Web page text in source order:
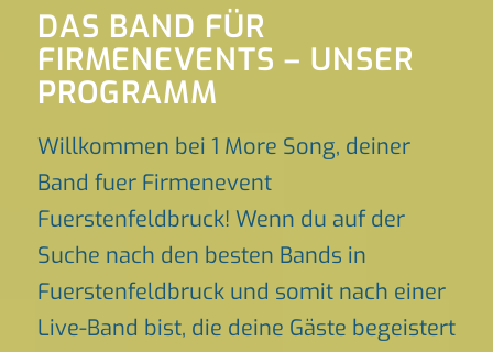
DAS BAND FÜR
FIRMENEVENTS – UNSER
PROGRAMM
Willkommen bei 1 More Song, deiner
Band fuer Firmenevent
Fuerstenfeldbruck! Wenn du auf der
Suche nach den besten Bands in
Fuerstenfeldbruck und somit nach einer
Live-Band bist, die deine Gäste begeistert